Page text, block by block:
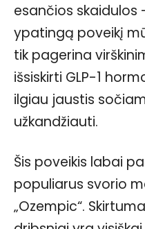
esančios skaidulos
ypatingą poveikį
tik pagerina
išsiskirti GLP-1
ilgiau jaustis
užkandžiauti.
Šis poveikis labai
populiarus svorio
„Ozempic“.